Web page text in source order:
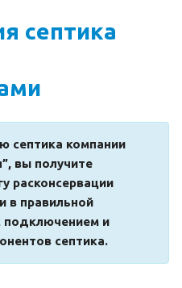
септика
септика компании
вы получите
расконсервации
в правильной
подключением и
септика.